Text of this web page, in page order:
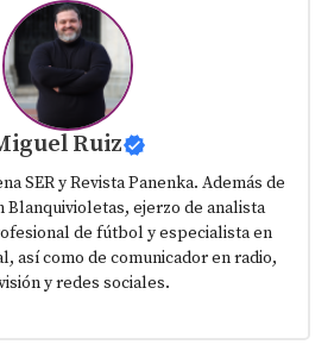
Ruiz
SER y Revista Panenka. Además de
Blanquivioletas, ejerzo de analista
de fútbol y especialista en
así como de comunicador en radio,
y redes sociales.